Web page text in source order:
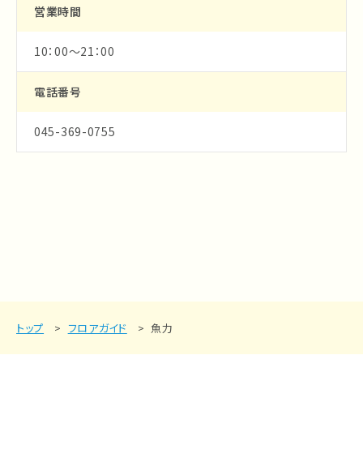
営業時間
10：00～21：00
電話番号
045-369-0755
トップ フロアガイド 魚力